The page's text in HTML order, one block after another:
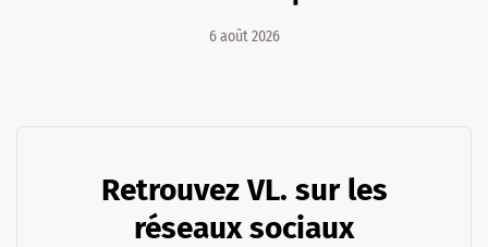
6 août 2026
Retrouvez VL. sur les
réseaux sociaux